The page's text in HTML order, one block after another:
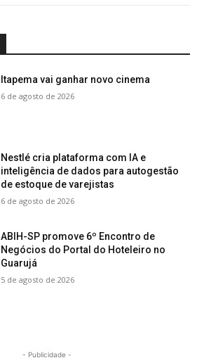
Itapema vai ganhar novo cinema
6 de agosto de 2026
Nestlé cria plataforma com IA e
inteligência de dados para autogestão
de estoque de varejistas
6 de agosto de 2026
ABIH-SP promove 6º Encontro de
Negócios do Portal do Hoteleiro no
Guarujá
5 de agosto de 2026
- Publicidade -